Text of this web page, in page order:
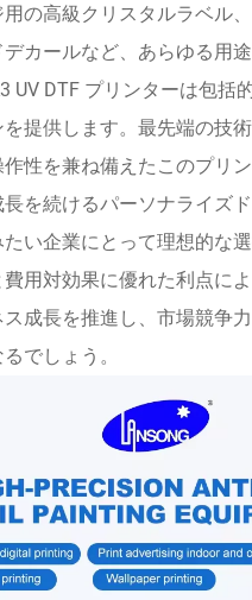
の高級クリスタルラベル
カールなど、あらゆる用途
UV DTF プリンターは包括
を提供します。最先端の技
性を兼ね備えたこのプリ
を続けるパーソナライズ
たい企業にとって理想的な
用対効果に優れた利点に
成長を推進し、市場競争
でしょう。